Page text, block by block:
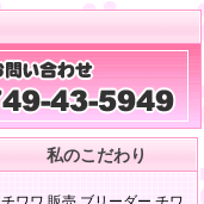
私のこだわり